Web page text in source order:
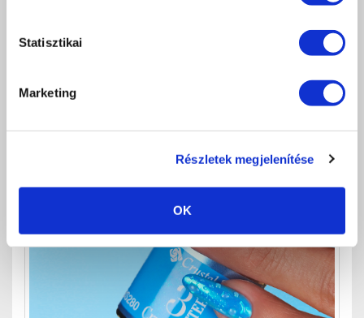
Statisztikai
Marketing
Részletek megjelenítése
OK